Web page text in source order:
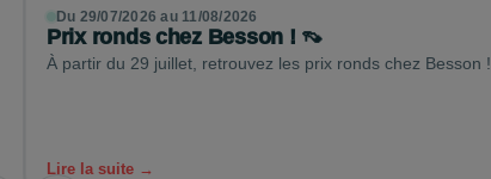
Du 29/07/2026 au 11/08/2026
Prix ronds chez Besson ! 👡
À partir du 29 juillet, retrouvez les prix ronds chez Besson !
Lire la suite →